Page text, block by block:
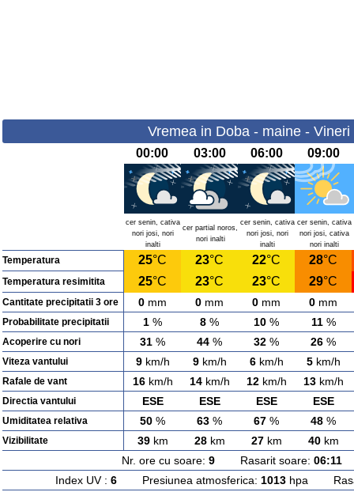
Vremea in Doba - maine -
00:00 03:00 06:00 09:00
cer senin, cativa
nori josi, nori
inalti
cer partial noros,
nori inalti
cer senin, cativa
nori josi, nori
inalti
cer senin, cativa
nori josi, cativa
nori inalti
Temperatura 25°C 23°C 22°C 28°C
Temperatura resimitita 25°C 23°C 23°C 29°C
Cantitate precipitatii 3 ore 0 mm 0 mm 0 mm 0 mm
Probabilitate precipitatii 1 % 8 % 10 % 11%
Acoperire cu nori 31 % 44 % 32 % 26 %
Viteza vantului 9km/h 9km/h 6km/h 5km/h
Rafale de vant 16km/h 14km/h 12km/h 13km/h
Directia vantului ESE ESE ESE ESE
Umiditatea relativa 50 % 63 % 67 % 48 %
Vizibilitate 39km 28km 27km 40km
Nr. ore cu soare: 9 Rasarit soare: 06:11
Index UV : 6 Presiunea atmosferica: 1013 hpa